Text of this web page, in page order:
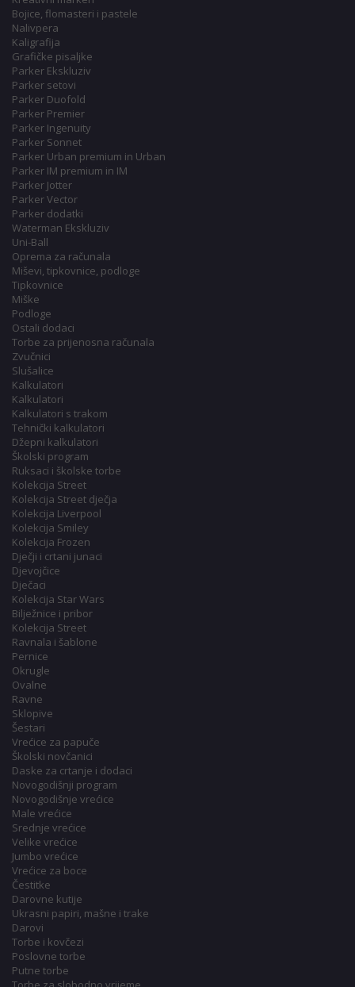
Bojice, flomasteri i pastele
Nalivpera
Kaligrafija
Grafičke pisaljke
Parker Ekskluziv
Parker setovi
Parker Duofold
Parker Premier
Parker Ingenuity
Parker Sonnet
Parker Urban premium in Urban
Parker IM premium in IM
Parker Jotter
Parker Vector
Parker dodatki
Waterman Ekskluziv
Uni-Ball
Oprema za računala
Miševi, tipkovnice, podloge
Tipkovnice
Miške
Podloge
Ostali dodaci
Torbe za prijenosna računala
Zvučnici
Slušalice
Kalkulatori
Kalkulatori
Kalkulatori s trakom
Tehnički kalkulatori
Džepni kalkulatori
Školski program
Ruksaci i školske torbe
Kolekcija Street
Kolekcija Street dječja
Kolekcija Liverpool
Kolekcija Smiley
Kolekcija Frozen
Dječji i crtani junaci
Djevojčice
Dječaci
Kolekcija Star Wars
Bilježnice i pribor
Kolekcija Street
Ravnala i šablone
Pernice
Okrugle
Ovalne
Ravne
Sklopive
Šestari
Vrećice za papuče
Školski novčanici
Daske za crtanje i dodaci
Novogodišnji program
Novogodišnje vrećice
Male vrećice
Srednje vrećice
Velike vrećice
Jumbo vrećice
Vrećice za boce
Čestitke
Darovne kutije
Ukrasni papiri, mašne i trake
Darovi
Torbe i kovčezi
Poslovne torbe
Putne torbe